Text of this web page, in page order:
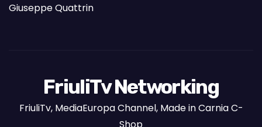
Giuseppe Quattrin
FriuliTv Networking
FriuliTv, MediaEuropa Channel, Made in Carnia C-